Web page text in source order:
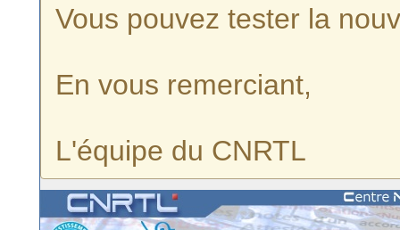
Vous pouvez tester la
En vous remerciant,
L'équipe du CNRTL